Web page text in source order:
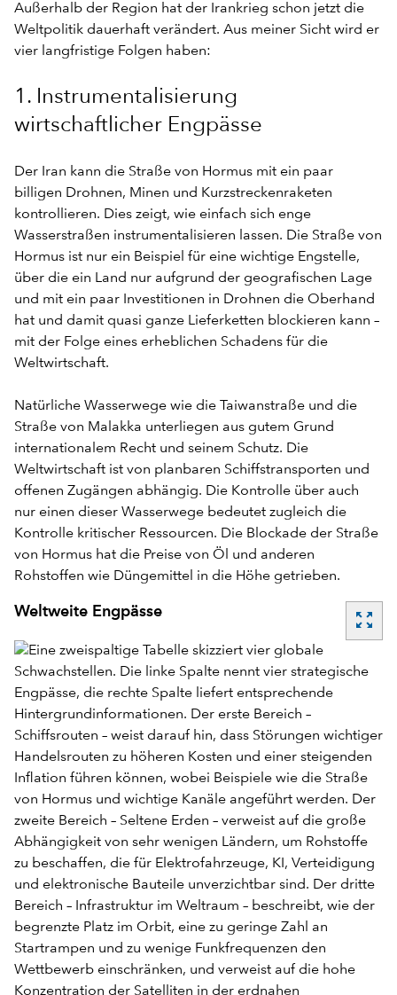
Außerhalb der Region hat der Irankrieg schon jetzt die
Weltpolitik dauerhaft verändert. Aus meiner Sicht wird er
vier langfristige Folgen haben:
1. Instrumentalisierung
wirtschaftlicher Engpässe
Der Iran kann die Straße von Hormus mit ein paar
billigen Drohnen, Minen und Kurzstreckenraketen
kontrollieren. Dies zeigt, wie einfach sich enge
Wasserstraßen instrumentalisieren lassen. Die Straße von
Hormus ist nur ein Beispiel für eine wichtige Engstelle,
über die ein Land nur aufgrund der geografischen Lage
und mit ein paar Investitionen in Drohnen die Oberhand
hat und damit quasi ganze Lieferketten blockieren kann –
mit der Folge eines erheblichen Schadens für die
Weltwirtschaft.
Natürliche Wasserwege wie die Taiwanstraße und die
Straße von Malakka unterliegen aus gutem Grund
internationalem Recht und seinem Schutz. Die
Weltwirtschaft ist von planbaren Schiffstransporten und
offenen Zugängen abhängig. Die Kontrolle über auch
nur einen dieser Wasserwege bedeutet zugleich die
Kontrolle kritischer Ressourcen. Die Blockade der Straße
von Hormus hat die Preise von Öl und anderen
Rohstoffen wie Düngemittel in die Höhe getrieben.
Weltweite Engpässe zoom_out_map